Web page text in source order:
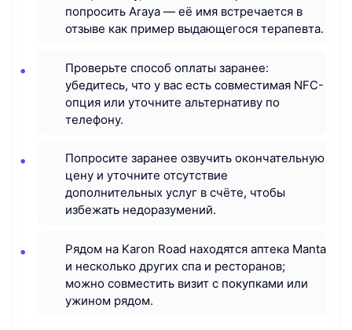
попросить Araya — её имя встречается в
отзыве как пример выдающегося терапевта.
Проверьте способ оплаты заранее:
убедитесь, что у вас есть совместимая NFC-
опция или уточните альтернативу по
телефону.
Попросите заранее озвучить окончательную
цену и уточните отсутствие
дополнительных услуг в счёте, чтобы
избежать недоразумений.
Рядом на Karon Road находятся аптека Manta
и несколько других спа и ресторанов;
можно совместить визит с покупками или
ужином рядом.